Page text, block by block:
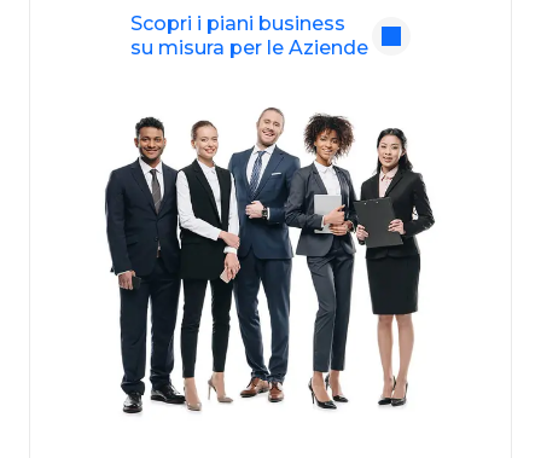
Scopri i piani business
su misura per le Aziende